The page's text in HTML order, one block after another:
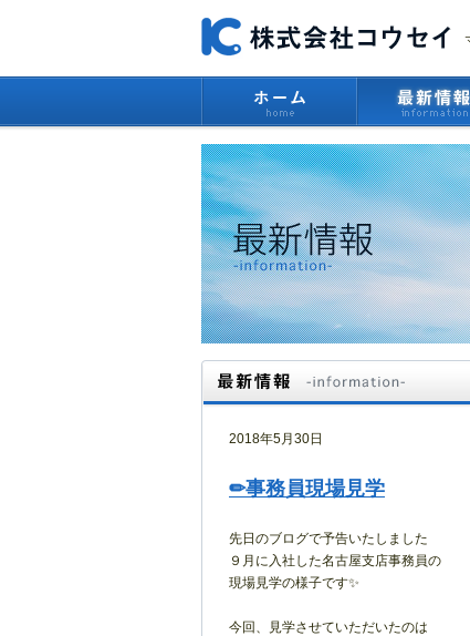
2018年5月30日
✏事務員現場見学
先日のブログで予告いたしました
９月に入社した名古屋支店事務員の
現場見学の様子です✨
今回、見学させていただいたのは